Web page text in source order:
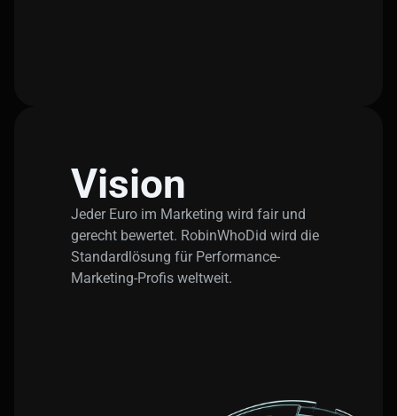
Vision
Jeder Euro im Marketing wird fair und
gerecht bewertet. RobinWhoDid wird die
Standardlösung für Performance-
Marketing-Profis weltweit.